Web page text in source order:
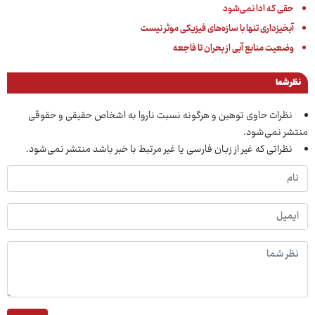
حقی که ادا نمی‌شود
آبخیزداری تنها با سازه‌های فیزیکی موثر نیست
وضعیت منابع آبی از بحران تا فاجعه
نظر شما
نظرات حاوی توهین و هرگونه نسبت ناروا به اشخاص حقیقی و حقوقی
منتشر نمی‌شود.
نظراتی که غیر از زبان فارسی یا غیر مرتبط با خبر باشد منتشر نمی‌شود.